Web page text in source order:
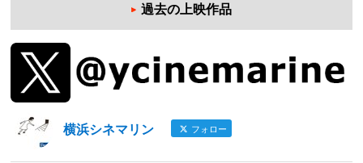
過去の上映作品
横浜シネマリン フォロー